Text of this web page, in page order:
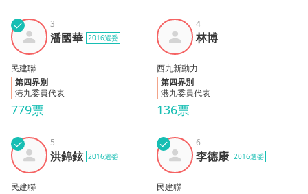
潘國
華
✓
779票
3
潘國華 2016選委
民建聯
第四界別
港九委員代表
林博
136票
4
林博
西九新動力
第四界別
港九委員代表
洪錦
鉉
✓ 5
洪錦鉉 2016選委
民建聯
李德
康
✓ 6
李德康 2016選委
民建聯